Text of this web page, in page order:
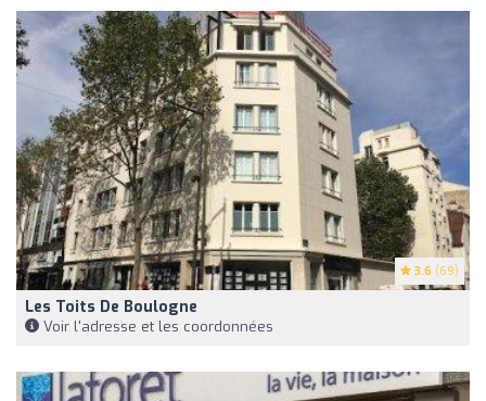
3.6 (69)
Les Toits De Boulogne
Voir l'adresse et les coordonnées